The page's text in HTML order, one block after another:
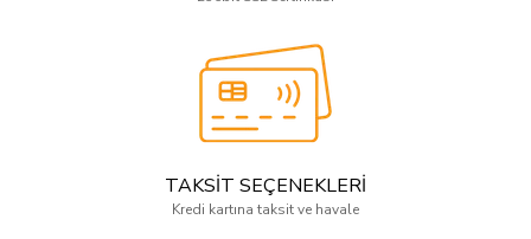
TAKSİT SEÇENEKLERİ
Kredi kartına taksit ve havale